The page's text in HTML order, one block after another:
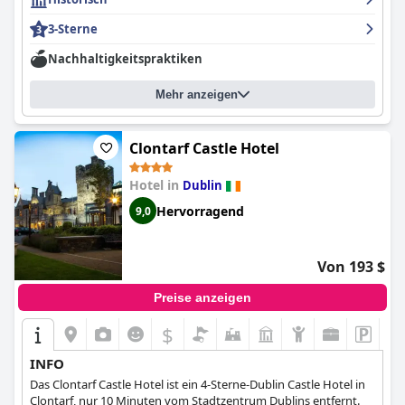
3-Sterne
Nachhaltigkeitspraktiken
Mehr anzeigen
Clontarf Castle Hotel
Hotel in Dublin
9,0 Hervorragend
Von 193 $
Preise anzeigen
$
INFO
Das Clontarf Castle Hotel ist ein 4-Sterne-Dublin Castle Hotel in
Clontarf, nur 10 Minuten vom Stadtzentrum Dublins entfernt.